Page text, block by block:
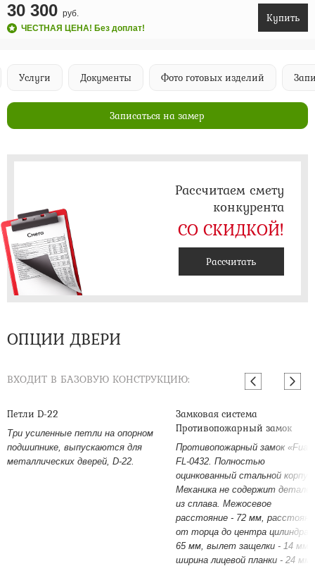
30 300 руб.
ЧЕСТНАЯ ЦЕНА! Без доплат!
Купить
Услуги Документы Фото готовых изделий
Записаться на замер
Рассчитаем смету
конкурента
СО СКИДКОЙ!
Рассчитать
ОПЦИИ ДВЕРИ
ВХОДИТ В БАЗОВУЮ КОНСТРУКЦИЮ:
Петли D-22
Три усиленные петли на опорном
подшипнике, выпускаются для
металлических дверей, D-22.
Замковая система
Противопожарный замок
Противопожарный замок
FL-0432. Полностью
оцинкованный стальной корпус.
Механика не содержит деталей
из сплава. Межосевое
расстояние - 72 мм,
от торца до центра цилиндра -
65 мм, вылет защелки - 14 мм,
ширина лицевой планки - 24 мм.